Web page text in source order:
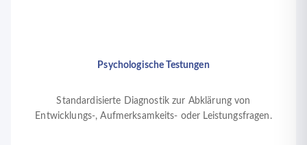
Psychologische Testungen
Standardisierte Diagnostik zur Abklärung von
Entwicklungs-, Aufmerksamkeits- oder Leistungsfragen.